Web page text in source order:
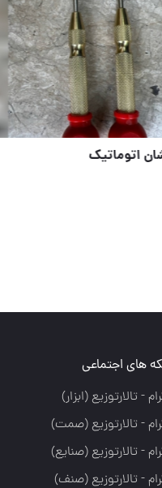
های اجتماعی
- تالارتوزيع (ابزار)
- تالارتوزيع (صمت)
- تالارتوزيع (صنايع)
- تالارتوزیع (صنف)